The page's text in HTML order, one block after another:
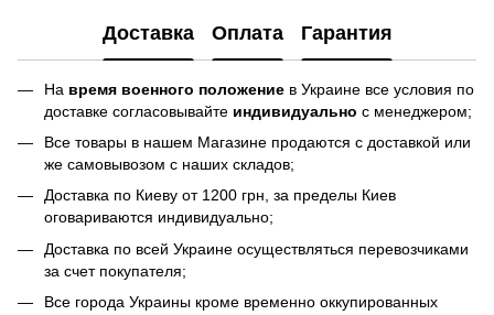
Доставка Оплата Гарантия
На время военного положение в Украине все условия по
доставке согласовывайте индивидуально с менеджером;
Все товары в нашем Магазине продаются с доставкой или
же самовывозом с наших складов;
Доставка по Киеву от 1200 грн, за пределы Киев
оговариваются индивидуально;
Доставка по всей Украине осуществляться перевозчиками
за счет покупателя;
Все города Украины кроме временно оккупированных